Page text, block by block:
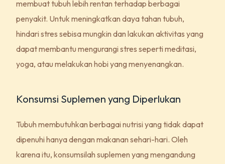
membuat tubuh lebih rentan terhadap berbagai
penyakit. Untuk meningkatkan daya tahan tubuh,
hindari stres sebisa mungkin dan lakukan aktivitas yang
dapat membantu mengurangi stres seperti meditasi,
yoga, atau melakukan hobi yang menyenangkan.
Konsumsi Suplemen yang Diperlukan
Tubuh membutuhkan berbagai nutrisi yang tidak dapat
dipenuhi hanya dengan makanan sehari-hari. Oleh
karena itu, konsumsilah suplemen yang mengandung